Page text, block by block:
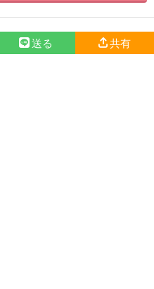
送る 共有